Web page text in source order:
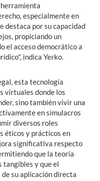
especialmente en
destaca por su capacidad
propiciando un
el acceso democrático a
indica Yerko.
esta tecnología
virtuales donde los
sino también vivir una
en simulacros
diversos roles
éticos y prácticos en
significativa respecto
que la teoría
tangibles y que el
su aplicación directa